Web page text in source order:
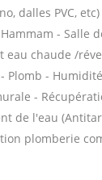
dalles PVC,
- Salle
eau chaude /
Plomb -
-
de l'eau
plomberie